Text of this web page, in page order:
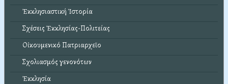
Ἐκκλησιαστική Ἱστορία
Σχέσεις Ἐκκλησίας-Πολιτείας
Οἰκουμενικό Πατριαρχεῖο
Σχολιασμός γενονότων
Ἐκκλησία